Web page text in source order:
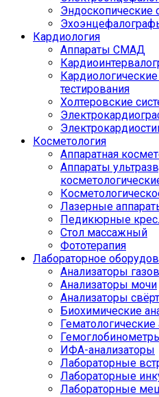
Эндоскопические
Кардиология
Аппараты СМАД
тестирования
Холтеровские
Косметология
Аппаратная
Аппараты
Лазерные
Педикюрные
Стол массажный
Фототерапия
Лабораторное
Анализаторы
Анализаторы мочи
Анализаторы
Биохимические
ИФА-анализаторы
Лабораторные
Лабораторные
Лабораторные